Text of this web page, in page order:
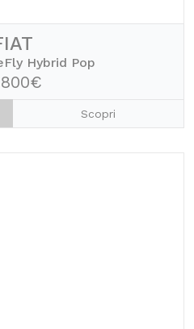
Hybrid Pop
Scopri